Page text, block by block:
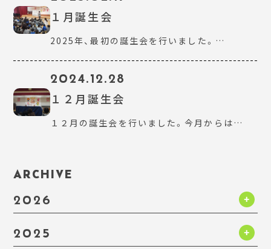
１月誕生会
2025年、最初の誕生会を行いました。…
2024.12.28
１２月誕生会
１２月の誕生会を行いました。今月からは…
ARCHIVE
2026
2025